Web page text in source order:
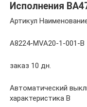
Исполнения
Артикул
A8224-MVA20-1-001-B
заказ 10 дн.
Автоматический
характеристика В